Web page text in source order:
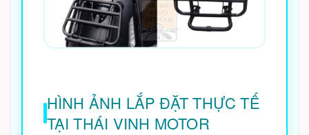
HÌNH ẢNH LẮP ĐẶT THỰC TẾ
TẠI THÁI VINH MOTOR